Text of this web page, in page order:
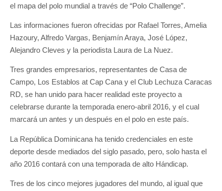
el mapa del polo mundial a través de “Polo Challenge”.
Las informaciones fueron ofrecidas por Rafael Torres, Amelia
Hazoury, Alfredo Vargas, Benjamín Araya, José López,
Alejandro Cleves y la periodista Laura de La Nuez.
Tres grandes empresarios, representantes de Casa de
Campo, Los Establos at Cap Cana y el Club Lechuza Caracas
RD, se han unido para hacer realidad este proyecto a
celebrarse durante la temporada enero-abril 2016, y el cual
marcará un antes y un después en el polo en este país.
La República Dominicana ha tenido credenciales en este
deporte desde mediados del siglo pasado, pero, solo hasta el
año 2016 contará con una temporada de alto Hándicap.
Tres de los cinco mejores jugadores del mundo, al igual que